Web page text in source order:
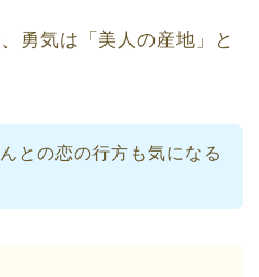
勇気は「美人の産地」と
との恋の行方も気になる